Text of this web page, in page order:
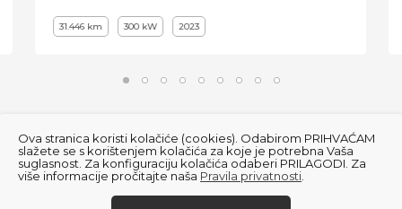
31.446 km 300 kW 2023
Ova stranica koristi kolačiće (cookies). Odabirom PRIHVAĆAM
slažete se s korištenjem kolačića za koje je potrebna Vaša
suglasnost. Za konfiguraciju kolačića odaberi PRILAGODI. Za
više informacije pročitajte naša Pravila privatnosti